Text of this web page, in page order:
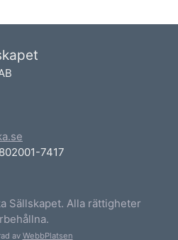
7417
Sällskapet. Alla rättigheter
av WebbPlatsen